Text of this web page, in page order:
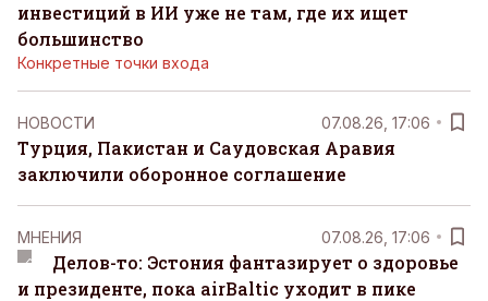
инвестиций в ИИ уже не там, где их ищет
большинство
Конкретные точки входа
НОВОСТИ 07.08.26, 17:06
Турция, Пакистан и Саудовская Аравия
заключили оборонное соглашение
MНЕНИЯ 07.08.26, 17:06
Делов-то: Эстония фантазирует о здоровье
и президенте, пока airBaltic уходит в пике